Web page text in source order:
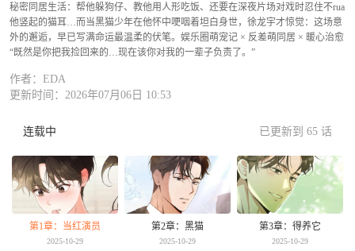
秘密同居生活：帮他躲狗仔、教他用人形吃饭、还要在深夜片场对戏时忍住不rua
他竖起的猫耳…而当黑猫少年在他怀中哽咽着坦白身世，徐龙宇才惊觉：这场意
外的邂逅，早已写满命运最温柔的伏笔。娱乐圈萌宠记 × 反差萌同居 × 暖心治愈
“既然是你把我捡回来的…现在该你对我的一辈子负责了。”
作者：EDA
更新时间：2026年07月06日 10:53
连载中 已更新到 65 话
第1章：当红演员
2025-10-29
第2章：黑猫
2025-10-29
第3章：得养它
2025-10-29